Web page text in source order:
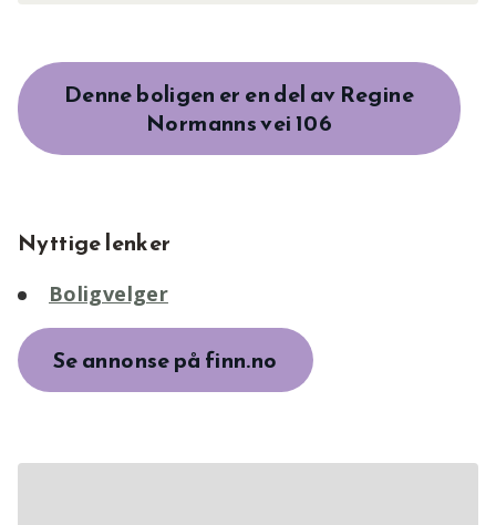
Denne boligen er en del av Regine
Normanns vei 106
Nyttige lenker
Boligvelger
Se annonse på finn.no